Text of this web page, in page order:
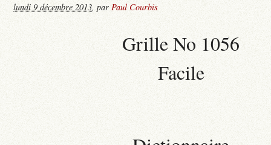
lundi 9 décembre 2013,parPaul Courbis
Grille No 1056
Facile